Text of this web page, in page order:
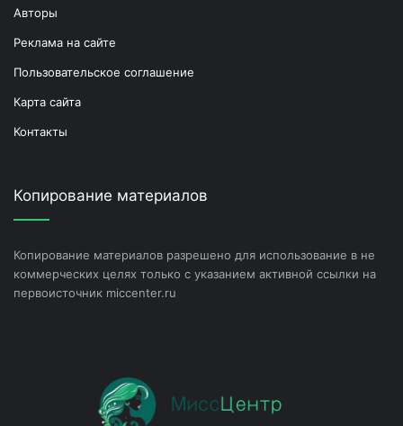
Авторы
Реклама на сайте
Пользовательское соглашение
Карта сайта
Контакты
Копирование материалов
Копирование материалов разрешено для использование в не
коммерческих целях только с указанием активной ссылки на
первоисточник miccenter.ru